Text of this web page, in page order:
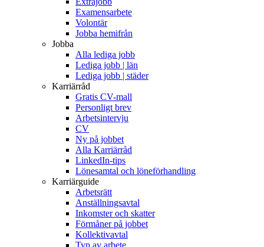
Examensarbete
Volontär
Jobba hemifrån
Jobba
Alla lediga jobb
Lediga jobb | län
Lediga jobb | städer
Karriärråd
Gratis CV-mall
Personligt brev
Arbetsintervju
CV
Ny på jobbet
Alla Karriärråd
LinkedIn-tips
Lönesamtal och löneförhandling
Karriärguide
Arbetsrätt
Anställningsavtal
Inkomster och skatter
Förmåner på jobbet
Kollektivavtal
Typ av arbete